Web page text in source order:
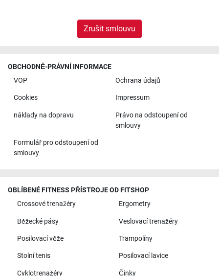
Zrušit smlouvu
OBCHODNĚ-PRÁVNÍ INFORMACE
VOP
Ochrana údajů
Cookies Impressum
náklady na dopravu
Právo na odstoupení od
smlouvy
Formulář pro odstoupení od
smlouvy
OBLÍBENÉ FITNESS PŘÍSTROJE OD FITSHOP
Crossové trenažéry
Ergometry
Běžecké pásy Veslovací trenažéry
Posilovací věže Trampolíny
Stolní tenis Posilovací lavice
Cyklotrenažéry Činky